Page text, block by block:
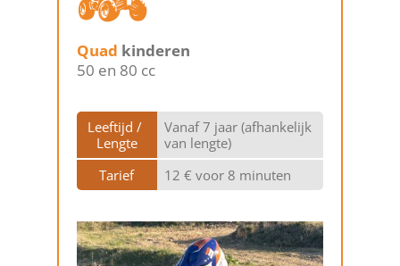
Quad kinderen
50 en 80 cc
Leeftijd /
Lengte
Vanaf 7 jaar (afhankelijk
van lengte)
Tarief
12 € voor 8 minuten